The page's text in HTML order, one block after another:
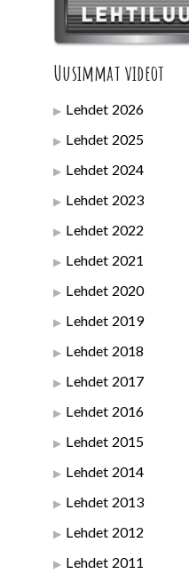
Uusimmat videot
Lehdet 2026
Lehdet 2025
Lehdet 2024
Lehdet 2023
Lehdet 2022
Lehdet 2021
Lehdet 2020
Lehdet 2019
Lehdet 2018
Lehdet 2017
Lehdet 2016
Lehdet 2015
Lehdet 2014
Lehdet 2013
Lehdet 2012
Lehdet 2011